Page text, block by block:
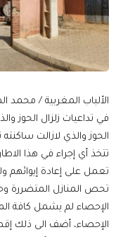
الألباب المغربية / محمد
في تداعيات زلزال الحوز
الحوز والذي لازالت
تتخذ أي إجراء في هذا
تعمل على إعادة إيوائهم
تحص المنازل المتضررة
الإحصاء لم يشمل كافة
الإحصاء، أضف الى ذلك